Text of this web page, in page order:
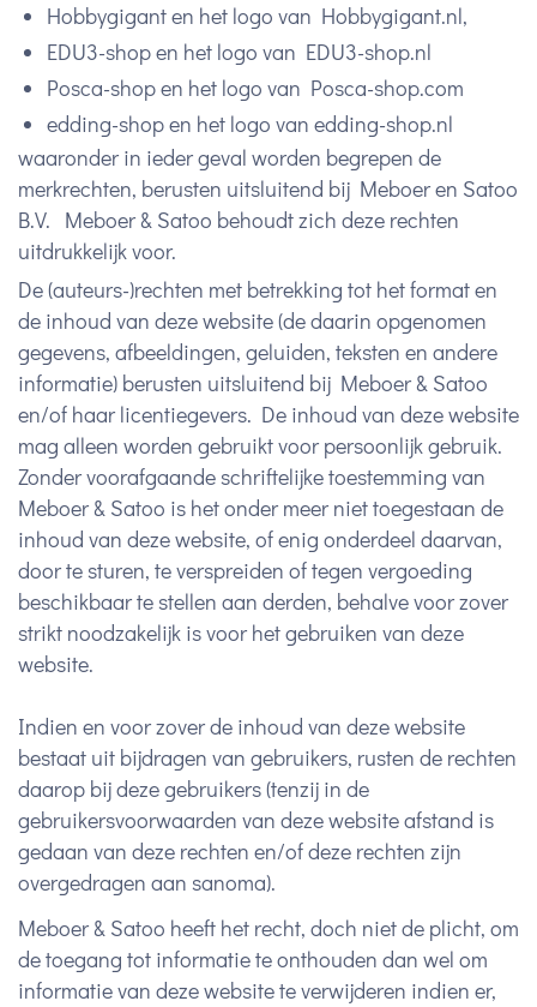
Hobbygigant en het logo van Hobbygigant.nl,
EDU3-shop en het logo van EDU3-shop.nl
Posca-shop en het logo van Posca-shop.com
edding-shop en het logo van edding-shop.nl
waaronder in ieder geval worden begrepen de
merkrechten, berusten uitsluitend bij Meboer en Satoo
B.V. Meboer & Satoo behoudt zich deze rechten
uitdrukkelijk voor.
De (auteurs-)rechten met betrekking tot het format en
de inhoud van deze website (de daarin opgenomen
gegevens, afbeeldingen, geluiden, teksten en andere
informatie) berusten uitsluitend bij Meboer & Satoo
en/of haar licentiegevers. De inhoud van deze website
mag alleen worden gebruikt voor persoonlijk gebruik.
Zonder voorafgaande schriftelijke toestemming van
Meboer & Satoo is het onder meer niet toegestaan de
inhoud van deze website, of enig onderdeel daarvan,
door te sturen, te verspreiden of tegen vergoeding
beschikbaar te stellen aan derden, behalve voor zover
strikt noodzakelijk is voor het gebruiken van deze
website.
Indien en voor zover de inhoud van deze website
bestaat uit bijdragen van gebruikers, rusten de rechten
daarop bij deze gebruikers (tenzij in de
gebruikersvoorwaarden van deze website afstand is
gedaan van deze rechten en/of deze rechten zijn
overgedragen aan sanoma).
Meboer & Satoo heeft het recht, doch niet de plicht, om
de toegang tot informatie te onthouden dan wel om
informatie van deze website te verwijderen indien er,